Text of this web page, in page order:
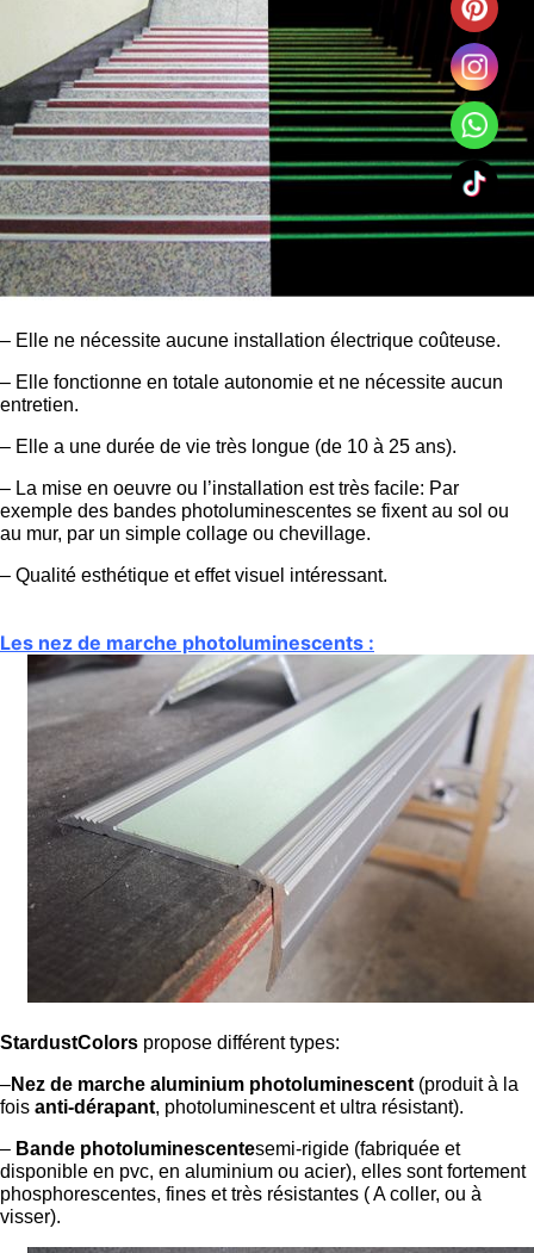
– Elle ne nécessite aucune installation électrique coûteuse.
– Elle fonctionne en totale autonomie et ne nécessite aucun
entretien.
– Elle a une durée de vie très longue (de 10 à 25 ans).
– La mise en oeuvre ou l’installation est très facile: Par
exemple des bandes photoluminescentes se fixent au sol ou
au mur, par un simple collage ou chevillage.
– Qualité esthétique et effet visuel intéressant.
Les nez de marche photoluminescents :
StardustColors propose différent types:
–Nez de marche aluminium photoluminescent (produit à la
fois anti-dérapant, photoluminescent et ultra résistant).
– Bande photoluminescentesemi-rigide (fabriquée et
disponible en pvc, en aluminium ou acier), elles sont fortement
phosphorescentes, fines et très résistantes ( A coller, ou à
visser).